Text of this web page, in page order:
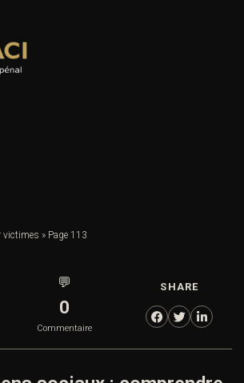
victimes » Page 113
💬
0
Commentaire
SHARE